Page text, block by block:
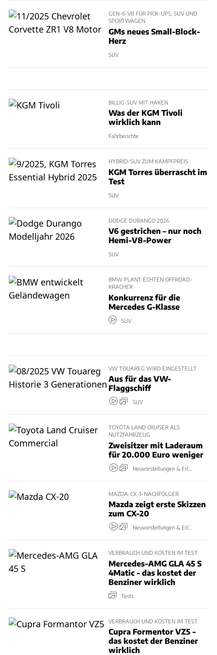
GEN-6-V8 FÜR PICK-UPS, SUV UND
SPORTWAGEN
GMs neues Small-Block-
Herz
SUV
BILLIG-SUV MIT HAKEN
Was der KGM Tivoli
wirklich kann
Fahrberichte
HYBRID-SUV ZUM KAMPFPREIS
KGM Torres überrascht im
Test
SUV
DODGE DURANGO 2026
V6 gestrichen – nur noch
Hemi-V8-Power
SUV
BMW PLANT ECHTEN OFFROAD-
KRACHER
Konkurrenz für die
Mercedes G-Klasse
SUV
VW TOUAREG WIRD EINGESTELLT
Aus für das VW-
Flaggschiff
SUV
TOYOTA LAND CRUISER ALS
NUTZFAHRZEUG
Zweisitzer mit Laderaum
für 20.000 Euro weniger
Neuvorstellungen & Erlkönige
MAZDA-CX-3-NACHFOLGER
Mazda zeigt erste Skizzen
zum CX-20
Neuvorstellungen & Erlkönige
VERBRAUCH UND KOSTEN IM TEST
Mercedes-AMG GLA 45 S
4Matic - das kostet der
Benziner wirklich
Tests
VERBRAUCH UND KOSTEN IM TEST
Cupra Formentor VZ5 -
das kostet der Benziner
wirklich